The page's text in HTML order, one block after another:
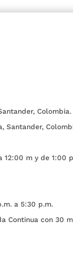
Colombia.
Santander,
12:00 m y de
a 5:30 p.m.
con 30